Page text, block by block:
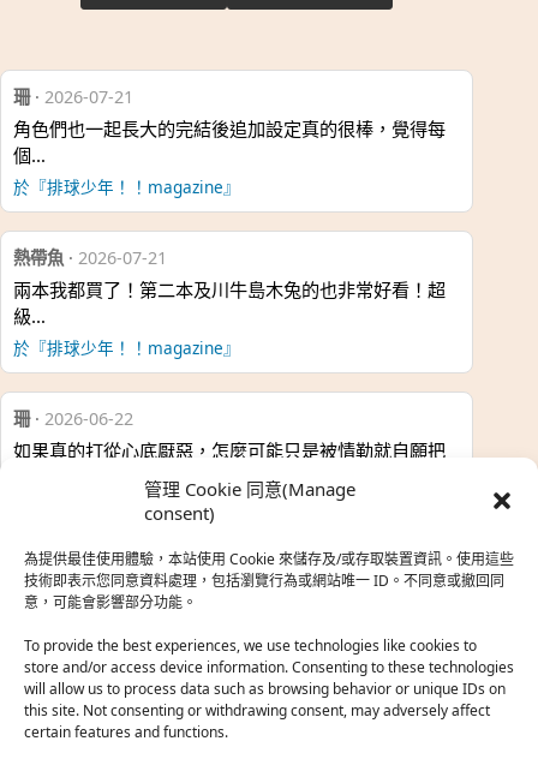
管理 Cookie 同意(Manage
consent)
為提供最佳使用體驗，本站使用 Cookie 來儲存及/或存取裝置資訊。使用這些
技術即表示您同意資料處理，包括瀏覽行為或網站唯一 ID。不同意或撤回同
意，可能會影響部分功能。
To provide the best experiences, we use technologies like cookies to
store and/or access device information. Consenting to these technologies
will allow us to process data such as browsing behavior or unique IDs on
this site. Not consenting or withdrawing consent, may adversely affect
certain features and functions.
珊· 2026-07-21
角色們也一起長大的完結後追加設定真的很棒，覺得每
個…
於『排球少年！！magazine』
熱帶魚 · 2026-07-21
兩本我都買了！第二本及川牛島木兔的也非常好看！超
級…
於『排球少年！！magazine』
珊· 2026-06-22
如果真的打從心底厭惡，怎麼可能只是被情勒就自願把
熱帶魚·2026-06-22
之前看到網路上有人說灰二自私情勒大家陪他圓夢，但
真…
於『強風吹拂』
珊·2026-06-18